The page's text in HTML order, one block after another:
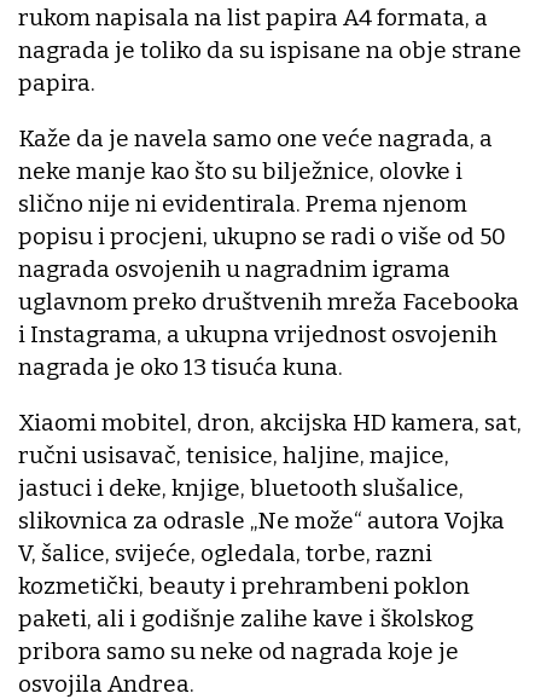
rukom napisala na list papira A4 formata, a
nagrada je toliko da su ispisane na obje strane
papira.
Kaže da je navela samo one veće nagrada, a
neke manje kao što su bilježnice, olovke i
slično nije ni evidentirala. Prema njenom
popisu i procjeni, ukupno se radi o više od 50
nagrada osvojenih u nagradnim igrama
uglavnom preko društvenih mreža Facebooka
i Instagrama, a ukupna vrijednost osvojenih
nagrada je oko 13 tisuća kuna.
Xiaomi mobitel, dron, akcijska HD kamera, sat,
ručni usisavač, tenisice, haljine, majice,
jastuci i deke, knjige, bluetooth slušalice,
slikovnica za odrasle „Ne može“ autora Vojka
V, šalice, svijeće, ogledala, torbe, razni
kozmetički, beauty i prehrambeni poklon
paketi, ali i godišnje zalihe kave i školskog
pribora samo su neke od nagrada koje je
osvojila Andrea.